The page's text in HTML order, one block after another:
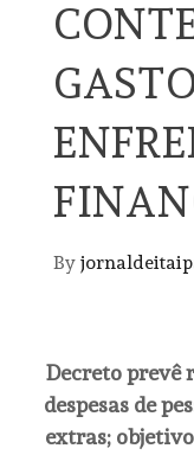
By
Decreto prevê
despesas de
extras;